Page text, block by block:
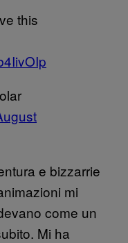
this
e bizzarrie
mi
come un
Mi ha